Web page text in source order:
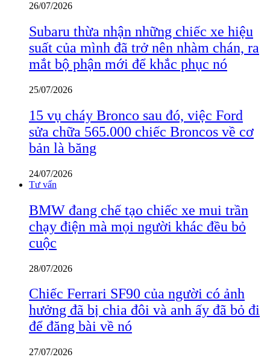
26/07/2026
Subaru thừa nhận những chiếc xe hiệu
suất của mình đã trở nên nhàm chán, ra
mắt bộ phận mới để khắc phục nó
25/07/2026
15 vụ cháy Bronco sau đó, việc Ford
sửa chữa 565.000 chiếc Broncos về cơ
bản là băng
24/07/2026
Tư vấn
BMW đang chế tạo chiếc xe mui trần
chạy điện mà mọi người khác đều bỏ
cuộc
28/07/2026
Chiếc Ferrari SF90 của người có ảnh
hưởng đã bị chia đôi và anh ấy đã bỏ đi
để đăng bài về nó
27/07/2026